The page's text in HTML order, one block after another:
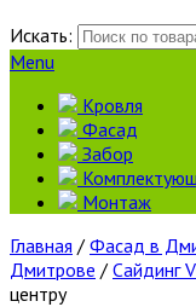
Искать:
Menu
Кровля
Фасад
Забор
Монтаж
Главная / Фасад в
Дмитрове / Сайдинг
центру